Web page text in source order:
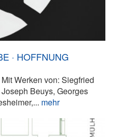
· HOFFNUNG
Werken von: Siegfried
Beuys, Georges
mehr